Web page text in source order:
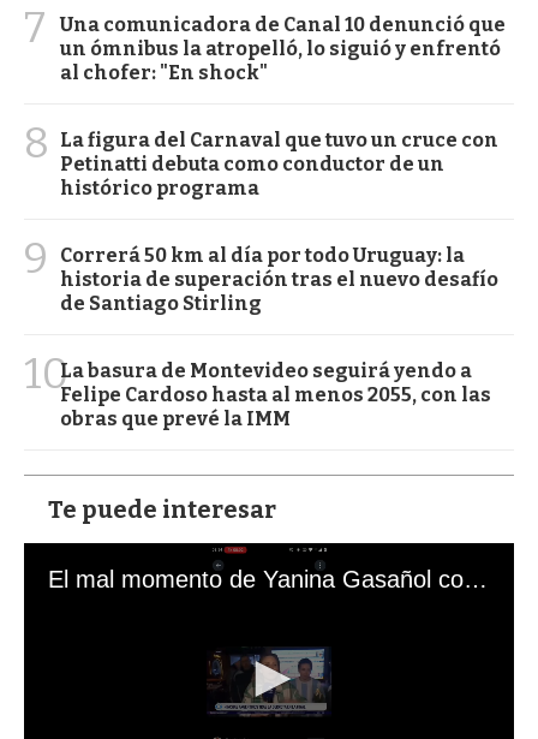
7
Una comunicadora de Canal 10 denunció que
un ómnibus la atropelló, lo siguió y enfrentó
al chofer: "En shock"
8
La figura del Carnaval que tuvo un cruce con
Petinatti debuta como conductor de un
histórico programa
9
Correrá 50 km al día por todo Uruguay: la
historia de superación tras el nuevo desafío
de Santiago Stirling
10La basura de Montevideo seguirá yendo a
Felipe Cardoso hasta al menos 2055, con las
obras que prevé la IMM
Te puede interesar
El mal momento de Yanina Gasañol con un hincha argentino en "Subrayado"